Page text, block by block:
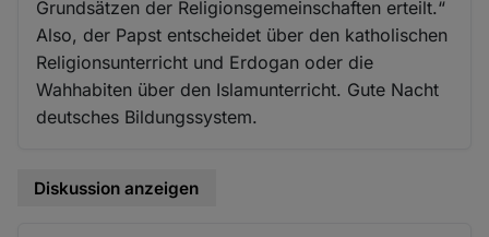
Grundsätzen der Religionsgemeinschaften erteilt.“
Also, der Papst entscheidet über den katholischen
Religionsunterricht und Erdogan oder die
Wahhabiten über den Islamunterricht. Gute Nacht
deutsches Bildungssystem.
Diskussion anzeigen